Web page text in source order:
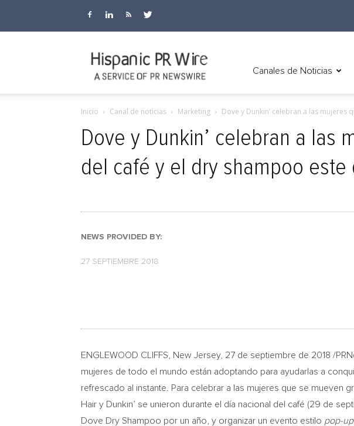
Canales de Noticias
Inicio Canal de noticias Marketing Dove y Dunkin’ celebran a las mujeres
Dove y Dunkin’ celebran a las
del café y el dry shampoo
NEWS PROVIDED BY:
27 SEPTIEMBRE 2018
ENGLEWOOD CLIFFS, New Jersey, 27 de septiembre de 2018 /
mujeres de todo el mundo están adoptando para ayudarlas a
refrescado al instante. Para celebrar a las mujeres que se
Hair y Dunkin’ se unieron durante el día nacional del café (29 de
Dove Dry Shampoo por un año, y organizar un evento estilo pop-up